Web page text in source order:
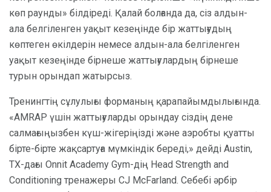
көп раунды» білдіреді. Қалай болғанда да, сіз алдын-
ала белгіленген уақыт кезеңінде бір жаттығудың
көптеген өкілдерін немесе алдын-ала белгіленген
уақыт кезеңінде бірнеше жаттығулардың бірнеше
турын орындап жатырсыз.
Тренингтің сұлулығы форманың қарапайымдылығында.
«AMRAP үшін жаттығуларды орындау сіздің дене
салмағыңызбен күш-жігеріңізді және аэробты қуатты
бірте-бірте жақсартуға мүмкіндік береді,» дейді Austin,
TX-дағы Onnit Academy Gym-дің Head Strength and
Conditioning тренажеры CJ McFarland. Себебі әрбір